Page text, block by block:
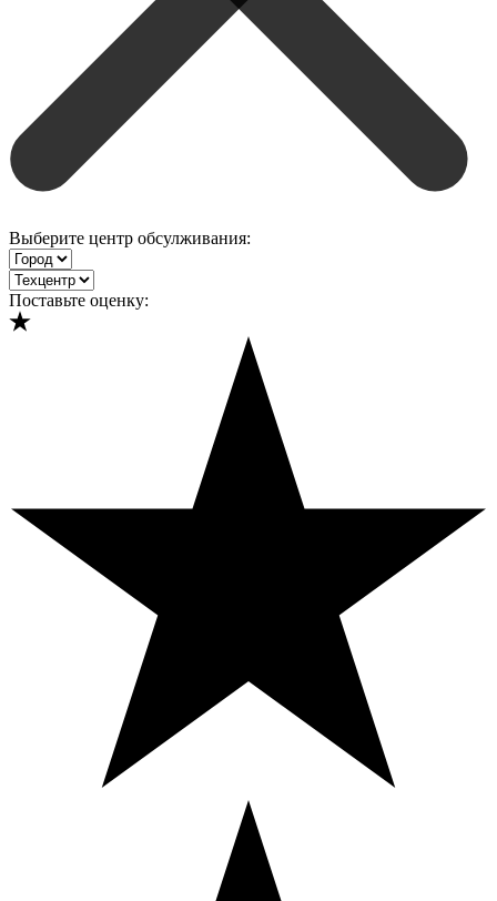
Выберите центр обсулживания:
Поставьте оценку: